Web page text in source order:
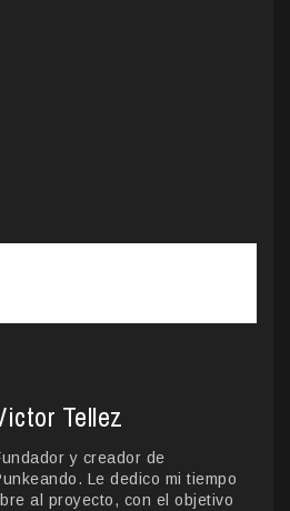
Tellez
y creador de
Le dedico mi tiempo
al proyecto, con el objetivo